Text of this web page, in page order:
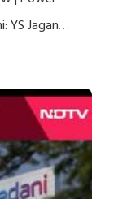
YS Jagan